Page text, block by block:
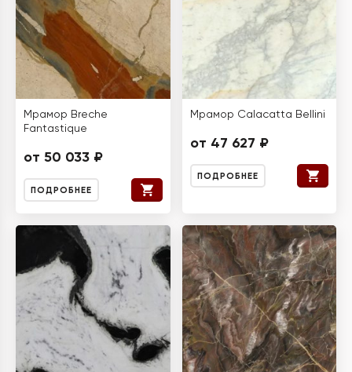
Мрамор Breche
Fantastique
от 50 033 ₽
ПОДРОБНЕЕ
Мрамор Calacatta Bellini
от 47 627 ₽
ПОДРОБНЕЕ